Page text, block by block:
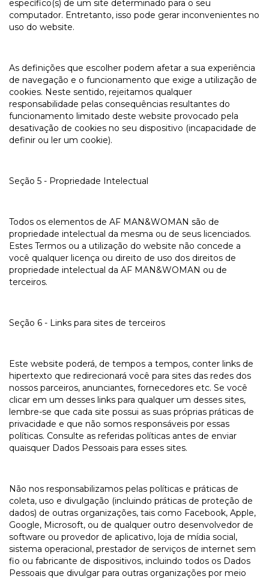
específico(s) de um site determinado para o seu
computador. Entretanto, isso pode gerar inconvenientes no
uso do website.
As definições que escolher podem afetar a sua experiência
de navegação e o funcionamento que exige a utilização de
cookies. Neste sentido, rejeitamos qualquer
responsabilidade pelas consequências resultantes do
funcionamento limitado deste website provocado pela
desativação de cookies no seu dispositivo (incapacidade de
definir ou ler um cookie).
Seção 5 - Propriedade Intelectual
Todos os elementos de AF MAN&WOMAN são de
propriedade intelectual da mesma ou de seus licenciados.
Estes Termos ou a utilização do website não concede a
você qualquer licença ou direito de uso dos direitos de
propriedade intelectual da AF MAN&WOMAN ou de
terceiros.
Seção 6 - Links para sites de terceiros
Este website poderá, de tempos a tempos, conter links de
hipertexto que redirecionará você para sites das redes dos
nossos parceiros, anunciantes, fornecedores etc. Se você
clicar em um desses links para qualquer um desses sites,
lembre-se que cada site possui as suas próprias práticas de
privacidade e que não somos responsáveis por essas
políticas. Consulte as referidas políticas antes de enviar
quaisquer Dados Pessoais para esses sites.
Não nos responsabilizamos pelas políticas e práticas de
coleta, uso e divulgação (incluindo práticas de proteção de
dados) de outras organizações, tais como Facebook, Apple,
Google, Microsoft, ou de qualquer outro desenvolvedor de
software ou provedor de aplicativo, loja de mídia social,
sistema operacional, prestador de serviços de internet sem
fio ou fabricante de dispositivos, incluindo todos os Dados
Pessoais que divulgar para outras organizações por meio